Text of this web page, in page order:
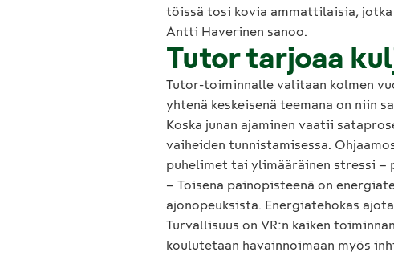
töissä tosi kovia ammattilaisia,
Antti Haverinen sanoo.
Tutor tarjoaa
Tutor-toiminnalle valitaan kolmen
yhtenä keskeisenä teemana on niin
Koska junan ajaminen vaatii
vaiheiden tunnistamisessa.
puhelimet tai ylimääräinen stressi –
– Toisena painopisteenä on
ajonopeuksista. Energiatehokas
Turvallisuus on VR:n kaiken
koulutetaan havainnoimaan myös